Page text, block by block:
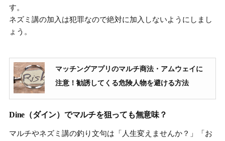
す。
ネズミ講の加入は犯罪なので絶対に加入しないようにしまし
ょう。
マッチングアプリのマルチ商法・アムウェイに
注意！勧誘してくる危険人物を避ける方法
Dine（ダイン）でマルチを狙っても無意味？
マルチやネズミ講の釣り文句は「人生変えませんか？」「お